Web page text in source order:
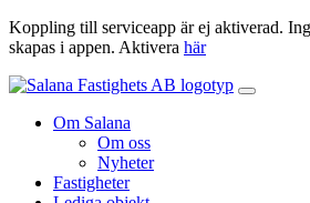
Koppling till serviceapp är ej aktiverad.
skapas i appen. Aktivera här
Om Salana
Om oss
Nyheter
Fastigheter